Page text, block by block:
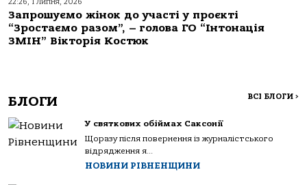
Запрошуємо жінок до участі у проєкті
“Зростаємо разом”, – голова ГО “Інтонація
ЗМІН” Вікторія Костюк
БЛОГИ ВСІ БЛОГИ >
У святкових обіймах Саксонії
Щоразу після повернення із журналістського
відрядження я...
НОВИНИ РІВНЕНЩИНИ